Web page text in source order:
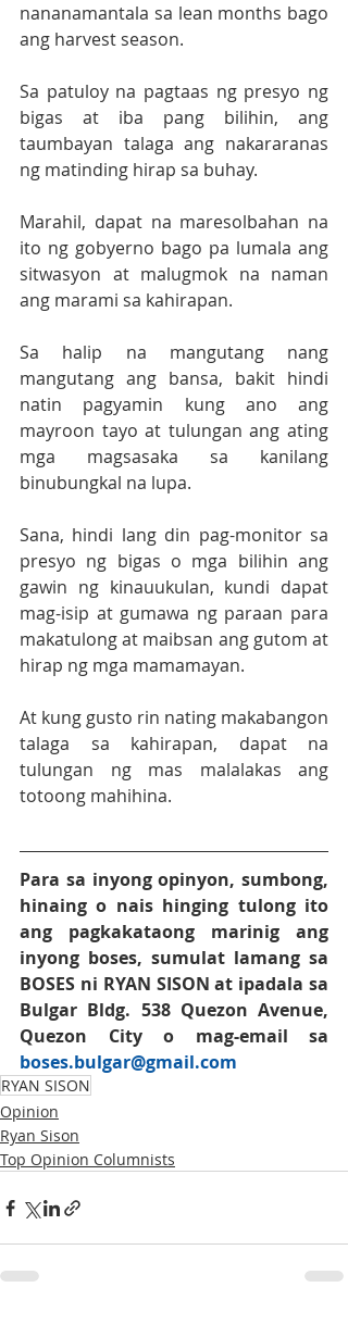
nananamantala sa lean months bago
ang harvest season.
Sa patuloy na pagtaas ng presyo ng
bigas at iba pang bilihin, ang
taumbayan talaga ang nakararanas
ng matinding hirap sa buhay.
Marahil, dapat na maresolbahan na
ito ng gobyerno bago pa lumala ang
sitwasyon at malugmok na naman
ang marami sa kahirapan.
Sa halip na mangutang nang
mangutang ang bansa, bakit hindi
natin pagyamin kung ano ang
mayroon tayo at tulungan ang ating
mga magsasaka sa kanilang
binubungkal na lupa.
Sana, hindi lang din pag-monitor sa
presyo ng bigas o mga bilihin ang
gawin ng kinauukulan, kundi dapat
mag-isip at gumawa ng paraan para
makatulong at maibsan ang gutom at
hirap ng mga mamamayan.
At kung gusto rin nating makabangon
talaga sa kahirapan, dapat na
tulungan ng mas malalakas ang
totoong mahihina.
Para sa inyong opinyon, sumbong,
hinaing o nais hinging tulong ito
ang pagkakataong marinig ang
BOSES ni RYAN SISON at ipadala sa
Bulgar Bldg. 538 Quezon Avenue,
boses.bulgar@gmail.com
RYAN SISON
Opinion
Ryan Sison
Top Opinion Columnists